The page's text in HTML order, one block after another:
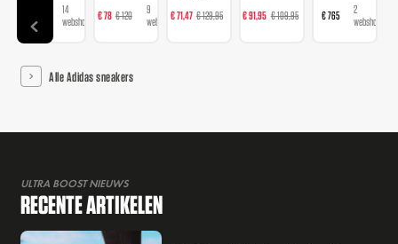
14
webshops
€ 78 € 120
9
webshops€ 71,47 € 129,95
webshops
€ 91,95 € 109,95
webshops
€ 765
2
webshops
Alle Adidas sneakers
ULTRA BOOST NIEUWS
RECENTE ARTIKELEN